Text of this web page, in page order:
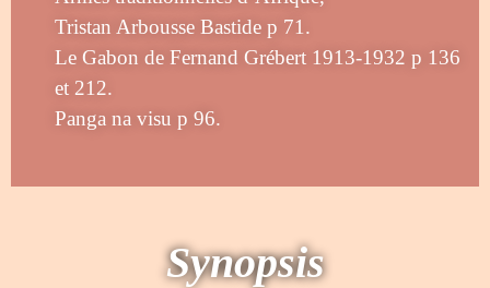
Tristan Arbousse Bastide p 71.
Le Gabon de Fernand Grébert 1913-1932 p 136
et 212.
Panga na visu p 96.
Synopsis